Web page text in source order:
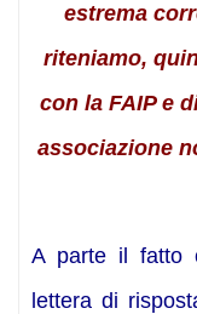
estrema
riteniamo,
con la FAIP e
associazione
A parte il fatto
lettera di